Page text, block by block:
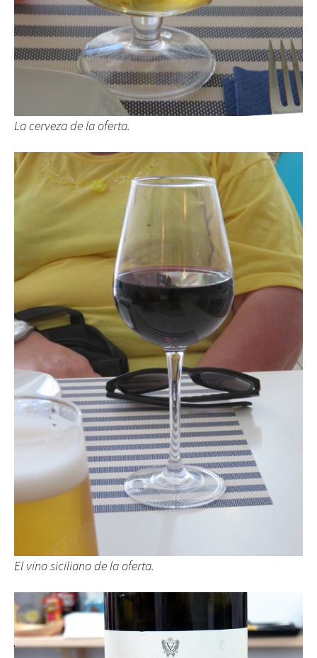
La cerveza de la oferta.
El vino siciliano de la oferta.